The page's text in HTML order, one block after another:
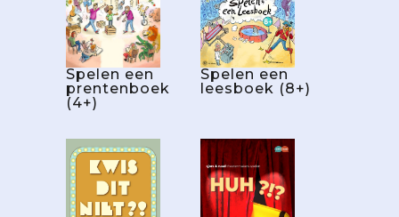
Spelen een
prentenboek
(4+)
Spelen een
leesboek (8+)